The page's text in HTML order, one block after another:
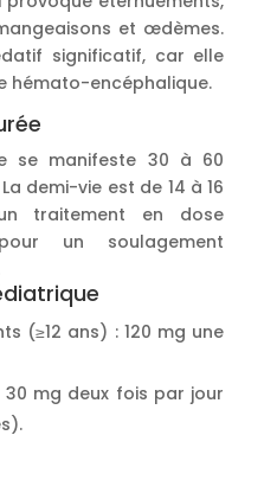
et œdèmes.
significatif, car elle
hémato-encéphalique.
se manifeste 30 à 60
demi-vie est de 14 à 16
traitement en dose
un soulagement
(≥12 ans) : 120 mg une
30 mg deux fois par jour